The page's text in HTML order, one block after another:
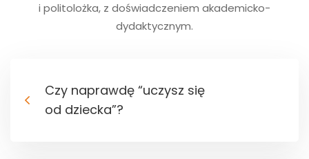
i politolożka, z doświadczeniem akademicko-
dydaktycznym.
Czy naprawdę “uczysz się
od dziecka”?